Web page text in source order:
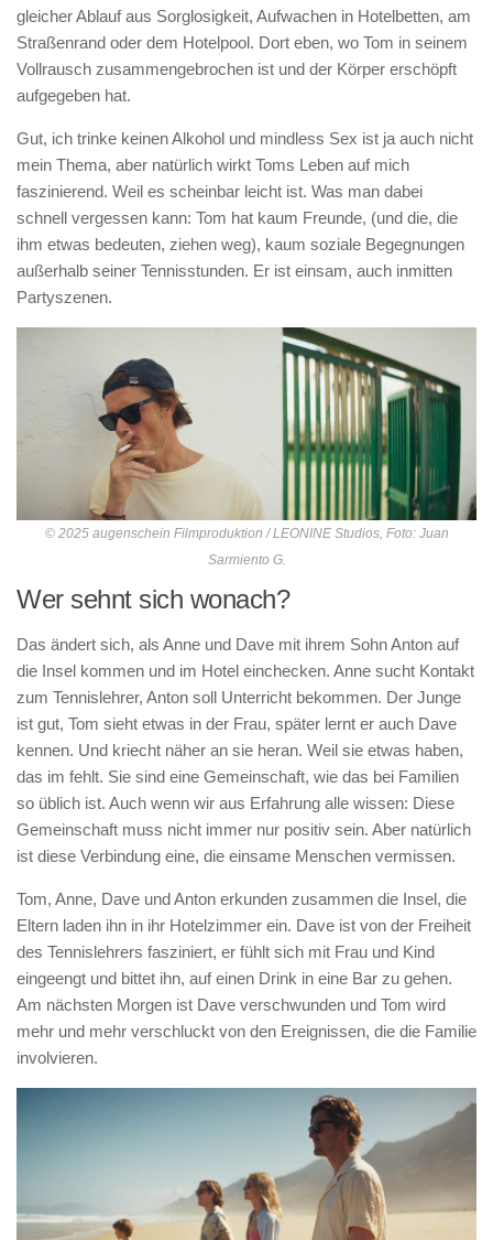
gleicher Ablauf aus Sorglosigkeit, Aufwachen in Hotelbetten, am
Straßenrand oder dem Hotelpool. Dort eben, wo Tom in seinem
Vollrausch zusammengebrochen ist und der Körper erschöpft
aufgegeben hat.
Gut, ich trinke keinen Alkohol und mindless Sex ist ja auch nicht
mein Thema, aber natürlich wirkt Toms Leben auf mich
faszinierend. Weil es scheinbar leicht ist. Was man dabei
schnell vergessen kann: Tom hat kaum Freunde, (und die, die
ihm etwas bedeuten, ziehen weg), kaum soziale Begegnungen
außerhalb seiner Tennisstunden. Er ist einsam, auch inmitten
Partyszenen.
© 2025 augenschein Filmproduktion / LEONINE Studios, Foto: Juan
Sarmiento G.
Wer sehnt sich wonach?
Das ändert sich, als Anne und Dave mit ihrem Sohn Anton auf
die Insel kommen und im Hotel einchecken. Anne sucht Kontakt
zum Tennislehrer, Anton soll Unterricht bekommen. Der Junge
ist gut, Tom sieht etwas in der Frau, später lernt er auch Dave
kennen. Und kriecht näher an sie heran. Weil sie etwas haben,
das im fehlt. Sie sind eine Gemeinschaft, wie das bei Familien
so üblich ist. Auch wenn wir aus Erfahrung alle wissen: Diese
Gemeinschaft muss nicht immer nur positiv sein. Aber natürlich
ist diese Verbindung eine, die einsame Menschen vermissen.
Tom, Anne, Dave und Anton erkunden zusammen die Insel, die
Eltern laden ihn in ihr Hotelzimmer ein. Dave ist von der Freiheit
des Tennislehrers fasziniert, er fühlt sich mit Frau und Kind
eingeengt und bittet ihn, auf einen Drink in eine Bar zu gehen.
Am nächsten Morgen ist Dave verschwunden und Tom wird
mehr und mehr verschluckt von den Ereignissen, die die Familie
involvieren.